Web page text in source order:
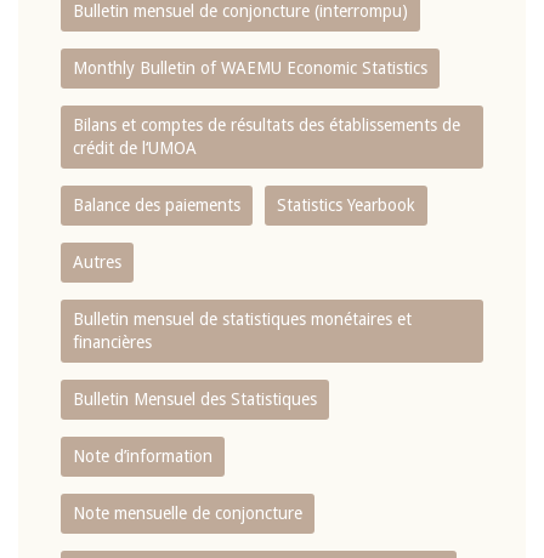
Bulletin mensuel de conjoncture (interrompu)
Monthly Bulletin of WAEMU Economic Statistics
Bilans et comptes de résultats des établissements de
crédit de l‘UMOA
Balance des paiements Statistics Yearbook
Autres
Bulletin mensuel de statistiques monétaires et
financières
Bulletin Mensuel des Statistiques
Note d’information
Note mensuelle de conjoncture